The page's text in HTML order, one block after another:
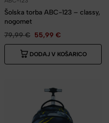
Šolska torba ABC-123 – classy,
nogomet
79,99€ 55,99 €
DODAJ V KOŠARICO